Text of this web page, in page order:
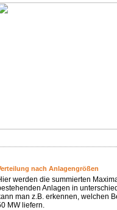
nach Anlagengrößen
werden die summierten
Anlagen in
man z.B. erkennen, welchen
MW liefern.